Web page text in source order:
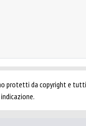
protetti da copyright e